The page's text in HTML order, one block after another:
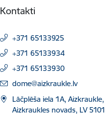
Kontakti
+371 65133925
+371 65133934
+371 65133930
E-pasts:
dome@aizkraukle.lv
Lāčplēša iela 1A, Aizkraukle,
Aizkraukles novads, LV 5101